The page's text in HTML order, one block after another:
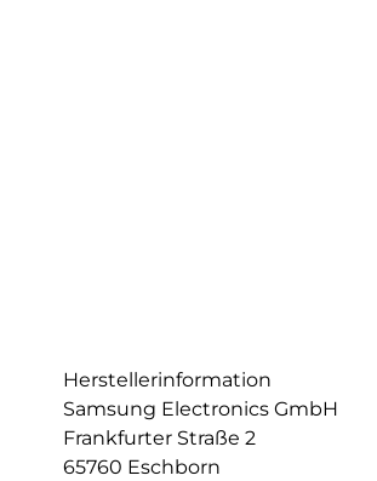
Herstellerinformation
Samsung Electronics GmbH
Frankfurter Straße 2
65760 Eschborn